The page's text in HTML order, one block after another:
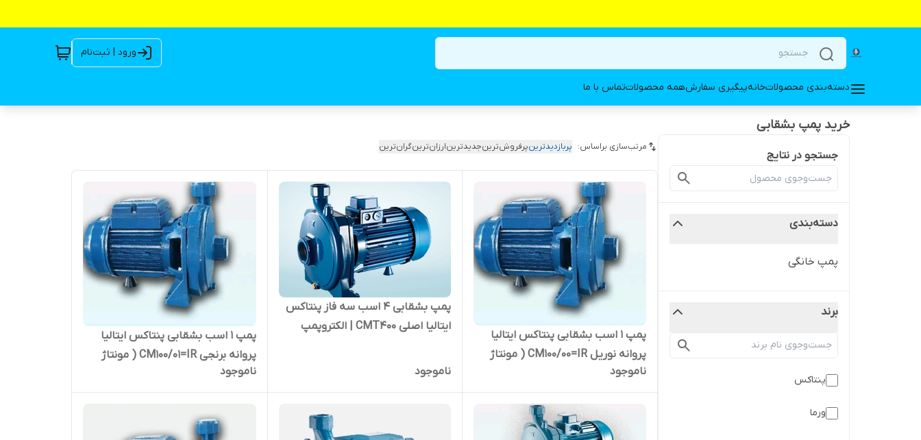
ورود | ثبت‌نام
دسته‌بندی محصولاتخانهپیگیری سفارشهمه محصولاتتماس با ما
خرید پمپ بشقابی
جستجو در نتایج
دسته‌بندی
پمپ خانگی
برند
پنتاکس
ورما
مرتب‌سازی براساس: پربازدیدترینپرفروش‌ترینجدیدترینارزان‌ترینگران‌ترین
پمپ 1 اسب بشقابی پنتاکس ایتالیا
پروانه نوریل CM100/00=IR ( مونتاژ
ایران )
ناموجود
پمپ بشقابی ۴ اسب سه فاز پنتاکس
ایتالیا اصلی CMT400 | الکتروپمپ
ناموجود
پمپ 1 اسب بشقابی پنتاکس ایتالیا
پروانه برنجی CM100/01=IR ( مونتاژ
ایران )
ناموجود